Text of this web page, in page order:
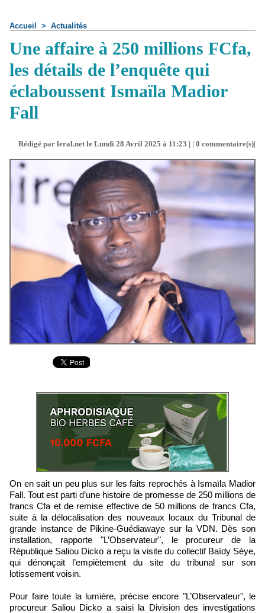
Accueil > Actualités
Une affaire à 250 millions FCfa,
les détails de l’enquête qui
éclaboussent Ismaïla Madior
Fall
Rédigé par leral.net le Lundi 28 Avril 2025 à 11:23 | | 0 commentaire(s)|
On en sait un peu plus sur les faits reprochés à Ismaïla Madior
Fall. Tout est parti d’une histoire de promesse de 250 millions de
francs Cfa et de remise effective de 50 millions de francs Cfa,
suite à la délocalisation des nouveaux locaux du Tribunal de
grande instance de Pikine-Guédiawaye sur la VDN. Dès son
installation, rapporte "L’Observateur", le procureur de la
République Saliou Dicko a reçu la visite du collectif Baïdy Sèye,
qui dénonçait l’empiètement du site du tribunal sur son
lotissement voisin.
Pour faire toute la lumière, précise encore "L’Observateur", le
procureur Saliou Dicko a saisi la Division des investigations